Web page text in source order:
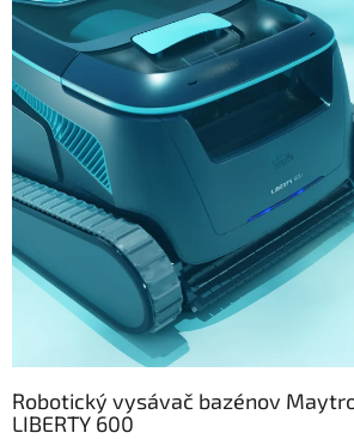
Robotický vysávač bazénov
LIBERTY 600